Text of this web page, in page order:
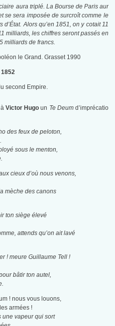
aura triplé. La Bourse de Paris aur
se sera imposée de surcroît comme le
Alors qu’en 1851, on y cotait 11
milliards, les chiffres seront passés en
milliards de francs.
le Grand. Grasset 1990
1852
second Empire.
àVictor Hugo un Te Deumd’imprécatio
des feux de peloton,
sous le menton,
cieux d’où nous venons,
mèche des canons
ton siège élevé
attends qu’on ait lavé
! meure Guillaume Tell !
bâtir ton autel,
! nous vous louons,
armées !
une vapeur qui sort